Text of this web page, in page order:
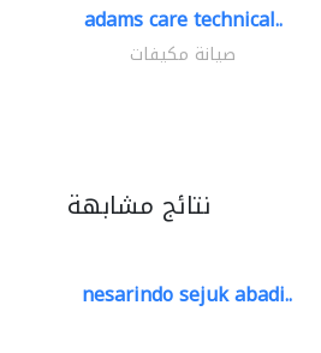
adams care technical..
صيانة مكيفات
نتائج مشابهة
nesarindo sejuk abadi..